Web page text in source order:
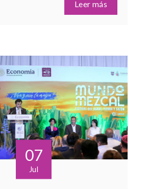
Leer más
07
Jul